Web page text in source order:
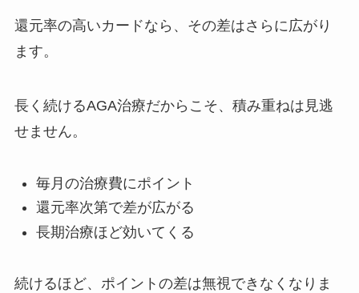
還元率の高いカードなら、その差はさらに広がり
ます。
長く続けるAGA治療だからこそ、積み重ねは見逃
せません。
毎月の治療費にポイント
還元率次第で差が広がる
長期治療ほど効いてくる
続けるほど、ポイントの差は無視できなくなりま